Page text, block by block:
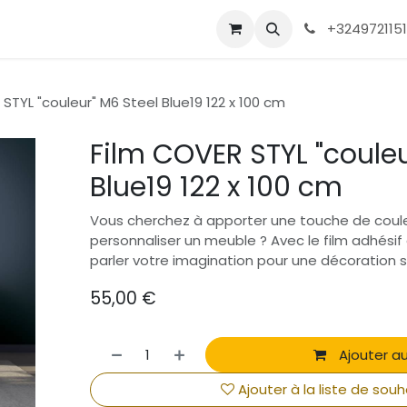
Film sablé et décoratif Film solaire Film
STYL "couleur" M6 Steel Blue19 122 x 100 cm
Film COVER STYL
Blue19 122 x 100 cm
Vous cherchez à apporter une touche de
personnaliser un meuble ? Avec le film
parler votre imagination pour une décoration
55,00 €
Ajouter
Ajouter à la liste de